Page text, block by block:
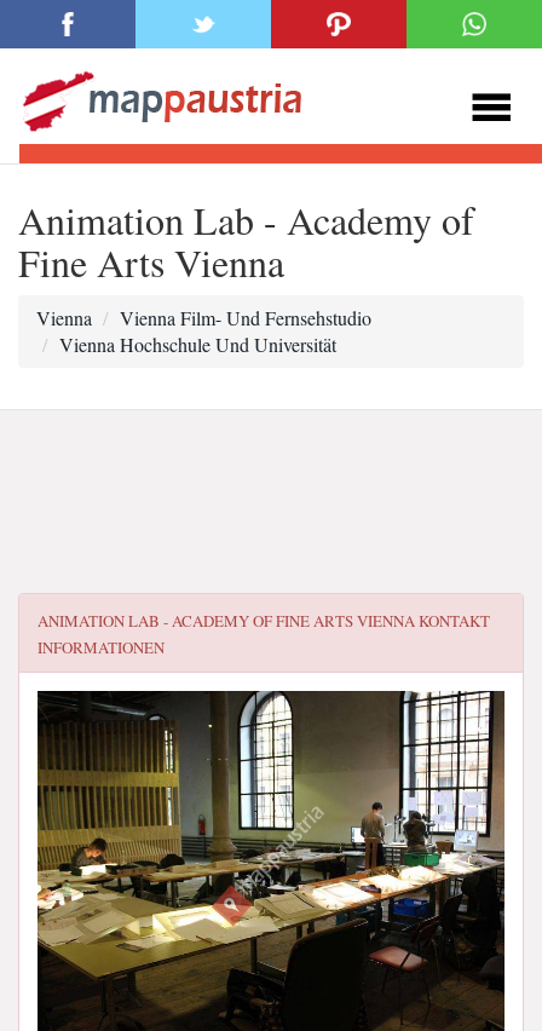
Animation Lab - Academy of
Fine Arts Vienna
Vienna
Vienna Film- Und Fernsehstudio
Vienna Hochschule Und Universität
ANIMATION LAB - ACADEMY OF FINE ARTS VIENNAKONTAKT
INFORMATIONEN